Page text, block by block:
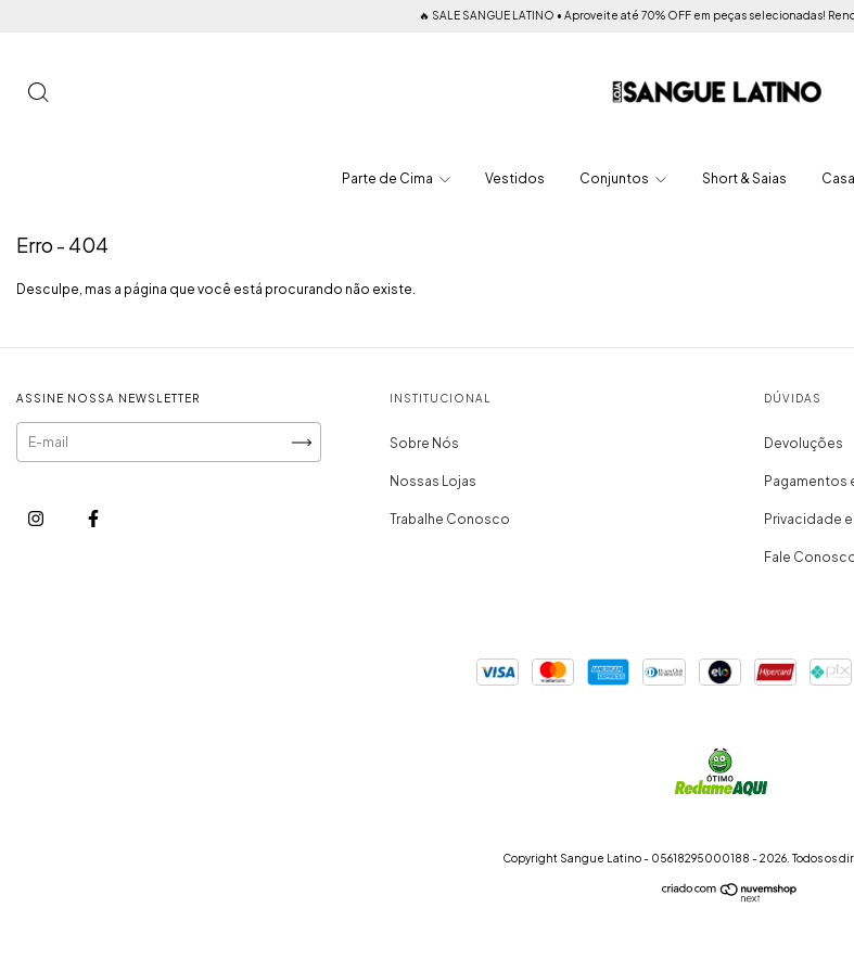
🔥 SALE SANGUE LATINO • Aproveite até 70% OFF em peças selecionadas!
Parte de Cima Vestidos Conjuntos Short & Saias
Erro - 404
Desculpe, mas a página que você está procurando não existe.
ASSINE NOSSA NEWSLETTER INSTITUCIONAL
Sobre Nós
Nossas Lojas
Trabalhe Conosco
DÚVIDAS
Devoluções
Pagamentos
Privacidade
Fale
Copyright Sangue Latino - 05618295000188 - 2026. Todos os